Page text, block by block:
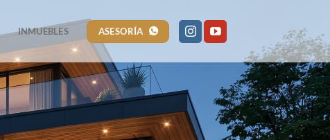
INMUEBLES ASESORÍA